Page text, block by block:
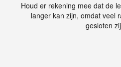
Houd er rekening mee dat de
langer kan zijn, omdat veel
gesloten